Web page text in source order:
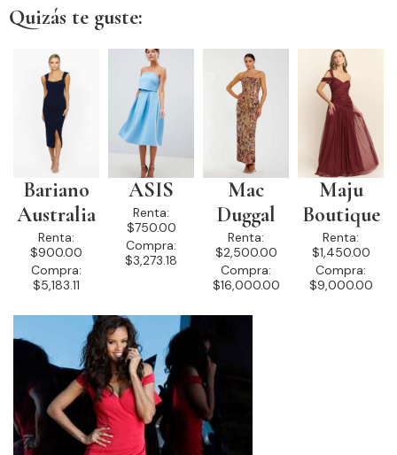
Quizás te guste:
Bariano
Australia
Renta:
$900.00
Compra:
$5,183.11
ASIS
Renta:
$750.00
Compra:
$3,273.18
Mac
Duggal
Renta:
$2,500.00
Compra:
$16,000.00
Maju
Boutique
Renta:
$1,450.00
Compra:
$9,000.00